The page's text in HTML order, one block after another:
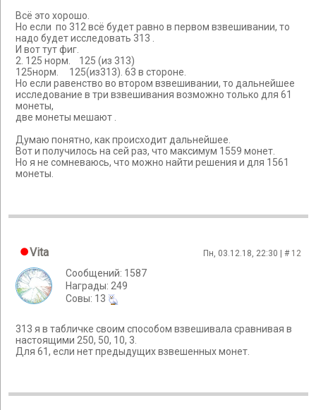
Всё это хорошо.
Но если по 312 всё будет равно в первом взвешивании, то
надо будет исследовать 313 .
И вот тут фиг.
2. 125 норм. 125 (из 313)
125норм. 125(из313). 63 в стороне.
Но если равенство во втором взвешивании, то дальнейшее
исследование в три взвешивания возможно только для 61
монеты,
две монеты мешают .
Думаю понятно, как происходит дальнейшее.
Вот и получилось на сей раз, что максимум 1559 монет.
Но я не сомневаюсь, что можно найти решения и для 1561
монеты.
Vita Пн, 03.12.18, 22:30 | # 12
Сообщений: 1587
Награды: 249
Cовы: 13
313 я в табличке своим способом взвешивала сравнивая в
настоящими 250, 50, 10, 3.
Для 61, если нет предыдущих взвешенных монет.